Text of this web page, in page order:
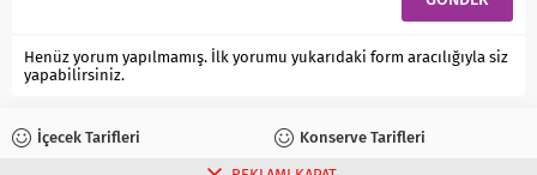
Henüz yorum yapılmamış. İlk yorumu yukarıdaki form aracılığıyla siz
yapabilirsiniz.
İçecek Tarifleri Konserve Tarifleri